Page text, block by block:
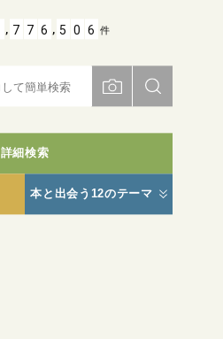
詳細検索
本と出会う12のテーマ
, 7 7 6 , 5 0 6 件